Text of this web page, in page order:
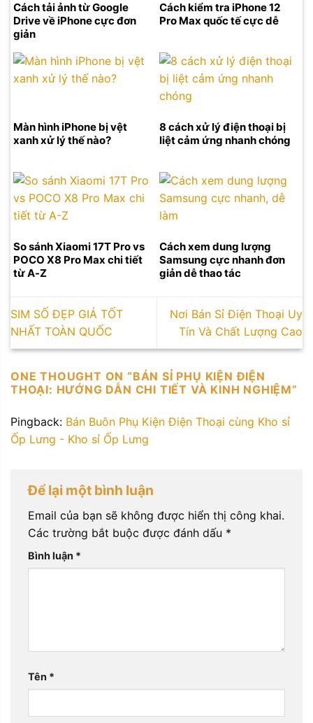
Cách tải ảnh từ Google
Drive về iPhone cực đơn
giản
Cách kiểm tra iPhone 12
Pro Max quốc tế cực dễ
Màn hình iPhone bị vệt
xanh xử lý thế nào?
8 cách xử lý điện thoại bị
liệt cảm ứng nhanh chóng
So sánh Xiaomi 17T Pro vs
POCO X8 Pro Max chi tiết
từ A-Z
Cách xem dung lượng
Samsung cực nhanh đơn
giản dễ thao tác
SIM SỐ ĐẸP GIÁ TỐT
NHẤT TOÀN QUỐC
Nơi Bán Sỉ Điện Thoại Uy
Tín Và Chất Lượng Cao
ONE THOUGHT ON “BÁN SỈ PHỤ KIỆN ĐIỆN
THOẠI: HƯỚNG DẪN CHI TIẾT VÀ KINH NGHIỆM”
Pingback: Bán Buôn Phụ Kiện Điện Thoại cùng Kho sỉ
Ốp Lưng - Kho sỉ Ốp Lưng
Để lại một bình luận
Email của bạn sẽ không được hiển thị công khai.
Các trường bắt buộc được đánh dấu *
Bình luận *
Tên *